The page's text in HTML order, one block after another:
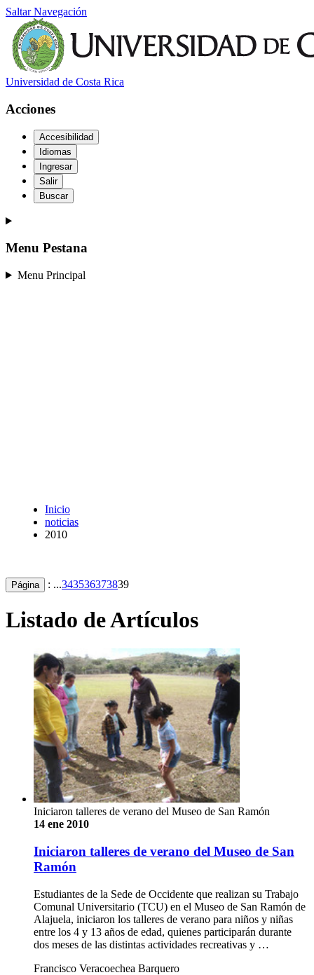
Saltar Navegación
Universidad de Costa Rica
Acciones
Accesibilidad
Idiomas
Ingresar
Salir
Buscar
Menu Pestana
Menu Principal
Inicio
noticias
2010
Página : ...343536373839
Listado de Artículos
Iniciaron talleres de verano del Museo de San Ramón
14 ene 2010
Iniciaron talleres de verano del Museo de San
Ramón
Estudiantes de la Sede de Occidente que realizan su Trabajo
Comunal Universitario (TCU) en el Museo de San Ramón de
Alajuela, iniciaron los talleres de verano para niños y niñas
entre los 4 y 13 años de edad, quienes participarán durante
dos meses de las distintas actividades recreativas y …
Francisco Veracoechea Barquero